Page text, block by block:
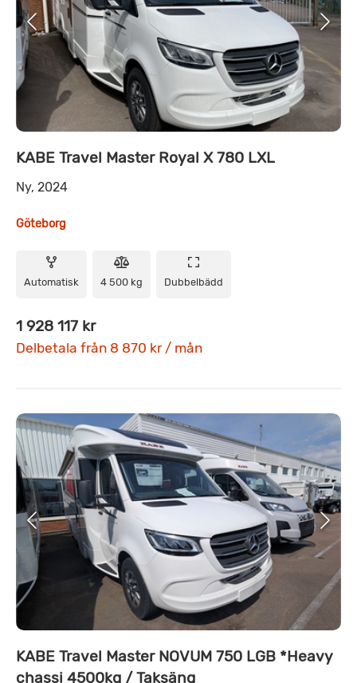
KABE Travel Master Royal X 780 LXL
Ny, 2024
Göteborg
Automatisk 4 500 kg Dubbelbädd
1 928 117 kr
Delbetala från 8 870 kr / mån
KABE Travel Master NOVUM 750 LGB *Heavy
chassi 4500kg / Taksäng